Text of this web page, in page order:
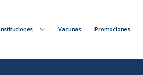
Vacunas Promociones